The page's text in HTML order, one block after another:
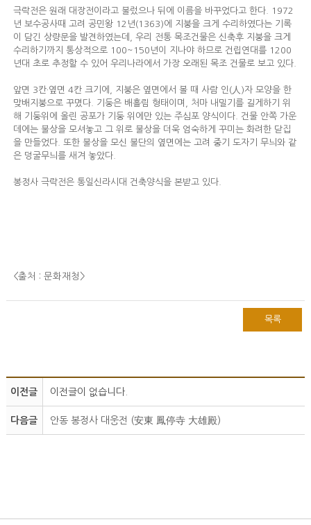
극락전은 원래 대장전이라고 불렀으나 뒤에 이름을 바꾸었다고 한다. 1972
년 보수공사때 고려 공민왕 12년(1363)에 지붕을 크게 수리하였다는 기록
이 담긴 상량문을 발견하였는데, 우리 전통 목조건물은 신축후 지붕을 크게
수리하기까지 통상적으로 100~150년이 지나야 하므로 건립연대를 1200
년대 초로 추정할 수 있어 우리나라에서 가장 오래된 목조 건물로 보고 있다.
앞면 3칸·옆면 4칸 크기에, 지붕은 옆면에서 볼 때 사람 인(人)자 모양을 한
맞배지붕으로 꾸몄다. 기둥은 배흘림 형태이며, 처마 내밀기를 길게하기 위
해 기둥위에 올린 공포가 기둥 위에만 있는 주심포 양식이다. 건물 안쪽 가운
데에는 불상을 모셔놓고 그 위로 불상을 더욱 엄숙하게 꾸미는 화려한 닫집
을 만들었다. 또한 불상을 모신 불단의 옆면에는 고려 중기 도자기 무늬와 같
은 덩굴무늬를 새겨 놓았다.
봉정사 극락전은 통일신라시대 건축양식을 본받고 있다.
<출처 : 문화재청 >
목록
이전글 이전글이 없습니다.
다음글 안동 봉정사 대웅전 (安東 鳳停寺 大雄殿)